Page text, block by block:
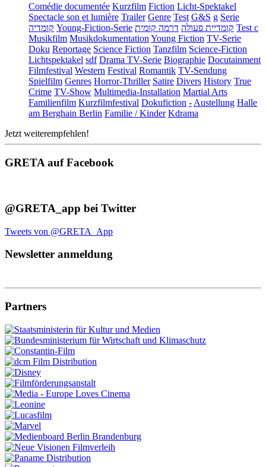
Comédie documentée Kurzfilm Fiction Licht-Spektakel
Spectacle son et lumière Trailer Genre Test G&S g Serie
קומדיה Young-Fiction-Serie קומדיית פעולה דרמה קומית
Test c
Musikfilm Musikdokumentation Young Fiction TV-Serie
Doku Reportage Science Fiction Tanzfilm Science-Fiction
Lichtspektakel sdf Drama TV-Serie Biographie Docutainment
Filmfestival Western Festival Romantik TV-Sendung
Spielfilm Genres Horror-Thriller Satire Divers History True
Crime TV-Show Multimedia-Installation Martial Arts
Familienfilm Kurzfilmfestival Dokufiction - Austellung Halle
am Berghain Berlin Familie / Kinder Kdrama
Jetzt weiterempfehlen!
GRETA auf Facebook
@GRETA_app bei Twitter
Tweets von @GRETA_App
Newsletter anmeldung
Partners